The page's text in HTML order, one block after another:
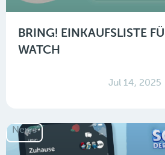
BRING! EINKAUFSLISTE
WATCH
Jul 14, 2025
News